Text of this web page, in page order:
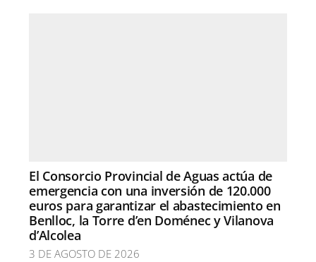
El Consorcio Provincial de Aguas actúa de
emergencia con una inversión de 120.000
euros para garantizar el abastecimiento en
Benlloc, la Torre d’en Doménec y Vilanova
d’Alcolea
3 DE AGOSTO DE 2026